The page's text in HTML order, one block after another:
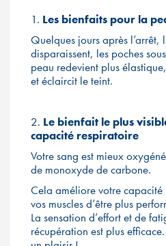
1. Les bienfaits pour la
Quelques jours après l’arrêt,
disparaissent, les poches
peau redevient plus
et éclaircit le teint.
2. Le bienfait le plus
capacité respiratoire
Votre sang est mieux
de monoxyde de carbone.
Cela améliore votre
vos muscles d’être plus
La sensation d’effort et de
récupération est plus